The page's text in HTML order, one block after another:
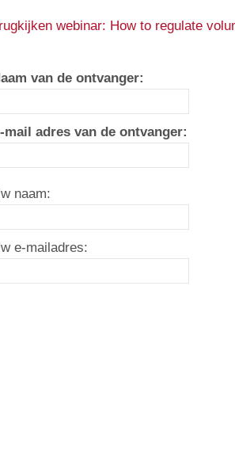
webinar: How to regulate
van de ontvanger:
mail adres van de ontvanger:
naam:
e-mailadres: